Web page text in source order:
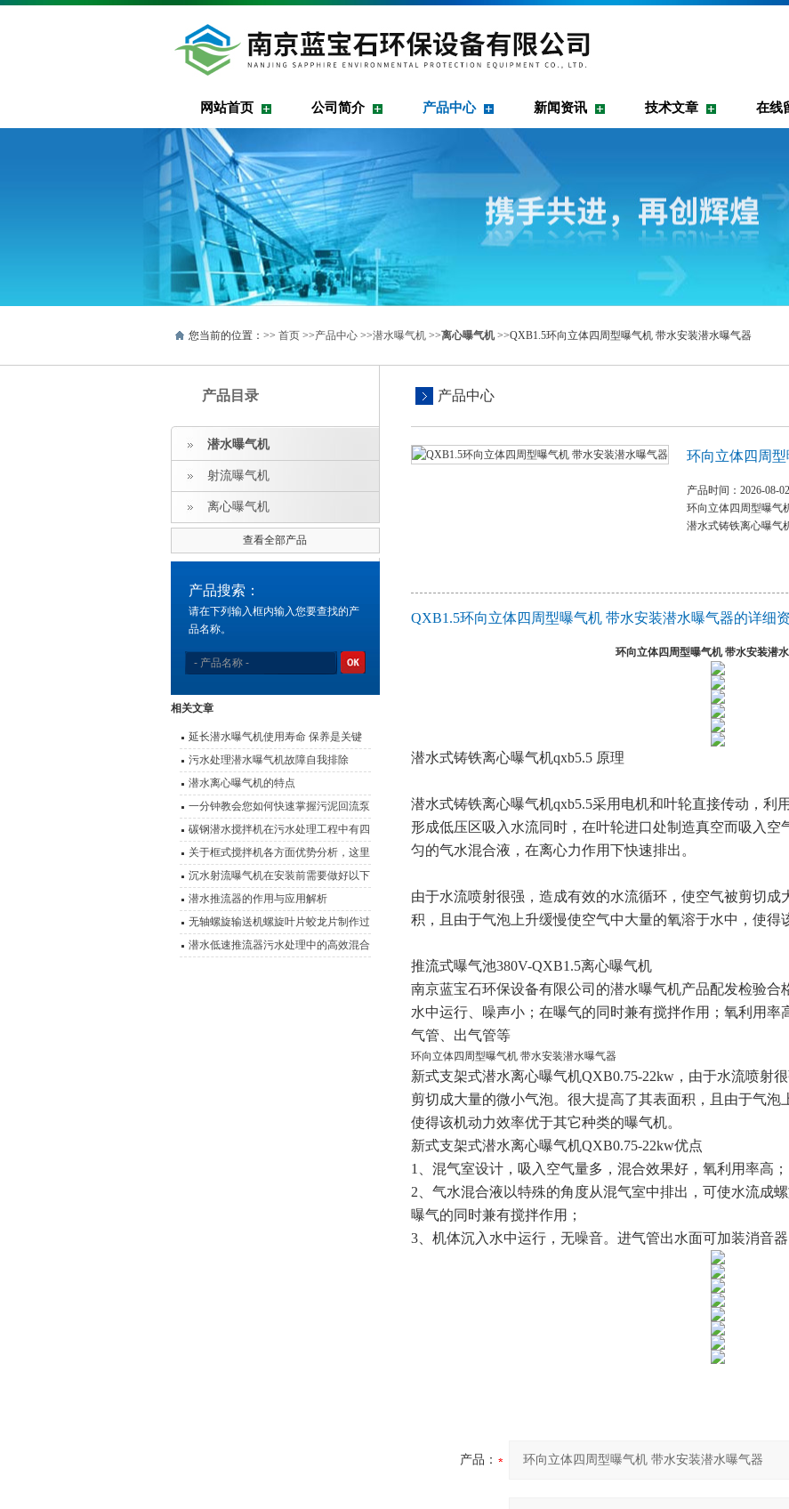
网站首页 公司简介 产品中心 新闻资讯 技术文章 在线
您当前的位置：>> 首页 >>产品中心 >>潜水曝气机 >>离心曝气机>>QXB1.5环向立体四周型曝气机 带水安装潜水曝气器
产品目录
潜水曝气机
射流曝气机
离心曝气机
查看全部产品
产品搜索：
请在下列输入框内输入您要查找的产
品名称。
相关文章
延长潜水曝气机使用寿命 保养是关键
污水处理潜水曝气机故障自我排除
潜水离心曝气机的特点
一分钟教会您如何快速掌握污泥回流泵
的安装结构
碳钢潜水搅拌机在污水处理工程中有四
大应用
关于框式搅拌机各方面优势分析，这里
都有
沉水射流曝气机在安装前需要做好以下
这些事项
潜水推流器的作用与应用解析
无轴螺旋输送机螺旋叶片蛟龙片制作过
程
潜水低速推流器污水处理中的高效混合
产品中心
环向立体四周
产品时间：2026-08-02
环向立体四周型曝气
潜水式铸铁离心曝气
QXB1.5环向立体四周型曝气机 带水安装潜水曝气器的详细
环向立体四周型曝气机 带水安装潜
潜水式铸铁离心曝气机qxb5.5 原理
潜水式铸铁离心曝气机qxb5.5采用电机和叶轮直接传动，利
形成低压区吸入水流同时，在叶轮进口处制造真空而吸入空
匀的气水混合液，在离心力作用下快速排出。
由于水流喷射很强 ，造成有效的水流循环，使空气被剪切成
积，且由于气泡上升缓慢使空气中大量的氧溶于水中，使得
推流式曝气池380V-QXB1.5离心曝气机
南京蓝宝石环保设备有限公司的潜水曝气机产品配发检验合
水中运行、噪声小；在曝气的同时兼有搅拌作用；氧利用率
气管、出气管等
环向立体四周型曝气机 带水安装潜水曝气器
新式支架式潜水离心曝气机QXB0.75-22kw ，由于水流喷射
剪切成大量的微小气泡。 很大提高了其表面积，且由于气泡
使得该机动力效率优于其它种类的曝气机。
新式支架式潜水离心曝气机QXB0.75-22kw优点
1、混气室设计，吸入空气量多，混合效果好，氧利用率高；
2、气水混合液以特殊的角度从混气室中排出，可使水流成
曝气的同时兼有搅拌作用；
3、机体沉入水中运行，无噪音。进气管出水面可加装消音器
产品：